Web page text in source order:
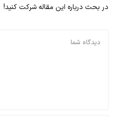
در بحث درباره این مقاله شرکت کنید!